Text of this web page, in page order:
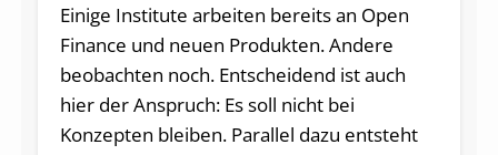
Einige Institute arbeiten bereits an Open
Finance und neuen Produkten. Andere
beobachten noch. Entscheidend ist auch
hier der Anspruch: Es soll nicht bei
Konzepten bleiben. Parallel dazu entsteht